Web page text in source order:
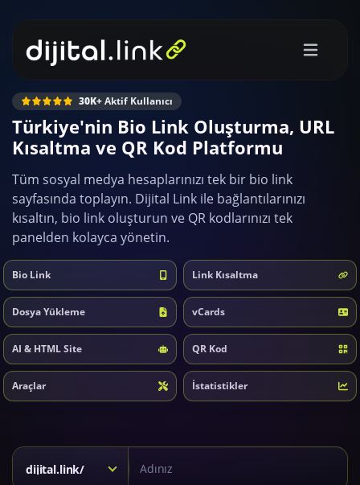
30K+Aktif Kullanıcı
Türkiye'nin Bio Link Oluşturma, URL
Kısaltma ve QR Kod Platformu
Tüm sosyal medya hesaplarınızı tek bir bio link
sayfasında toplayın. Dijital Link ile bağlantılarınızı
kısaltın, bio link oluşturun ve QR kodlarınızı tek
panelden kolayca yönetin.
Bio Link Link Kısaltma
Dosya Yükleme vCards
AI & HTML Site QR Kod
Araçlar İstatistikler
Kısa link için alan adı seçiniz
dijital.link/